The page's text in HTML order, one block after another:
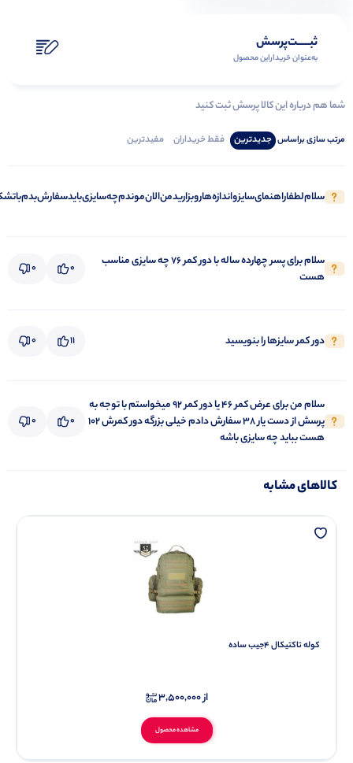
ثبـــــت‌پرسش
به‌عنوان ‌خریدار‌این‌ محصول
شما هم درباره این کالا پرسش ثبت کنید
مرتب‌ سازی‌ بر‌اساس جدیدترین فقط‌ خریداران‌ مفیدترین
سلام برای پسر چهارده ساله با دور کمر 76 چه سایزی مناسب
هست
0
0
دور کمر سایزها را بنویسید 11
0
سلام من برای عرض کمر 46 یا دور کمر 92 میخواستم با توجه به
پرسش از دست یار 38 سفارش دادم خیلی بزرگه دور کمرش 102
هست بباید چه سایزی باشه
0
0
کالاهای مشابه
کوله تاکتیکال 4جیب ساده
مشاهده محصول
از3,500,000